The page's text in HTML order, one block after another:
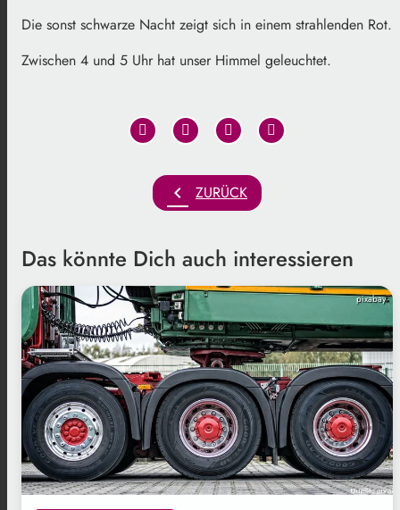
Die sonst schwarze Nacht zeigt sich in einem strahlenden Rot.
Zwischen 4 und 5 Uhr hat unser Himmel geleuchtet.
chevron_left ZURÜCK
Das könnte Dich auch interessieren
pixabay